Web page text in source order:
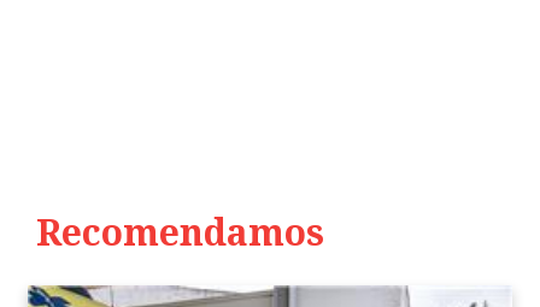
Recomendamos